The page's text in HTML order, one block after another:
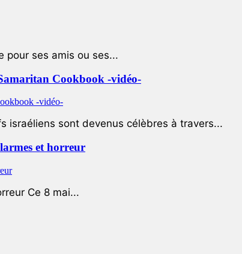
pour ses amis ou ses...
Cookbook -vidéo-
israéliens sont devenus célèbres à travers...
et horreur
Ce 8 mai...